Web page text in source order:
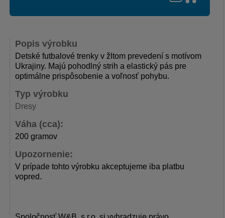
Popis výrobku
Detské futbalové trenky v žltom prevedení s motívom
Ukrajiny. Majú pohodlný strih a elastický pás pre
optimálne prispôsobenie a voľnosť pohybu.
Typ výrobku
Dresy
Váha (cca):
200 gramov
Upozornenie:
V prípade tohto výrobku akceptujeme iba platbu
vopred.